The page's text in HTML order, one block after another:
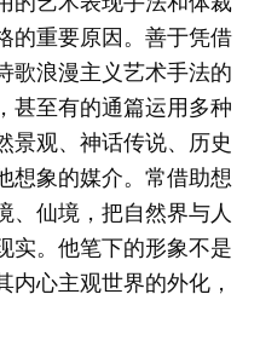
的重要原因。善于凭借
歌浪漫主义艺术手法的
甚至有的通篇运用多种
景观、神话传说、历史
想象的媒介。常借助想
、仙境，把自然界与人
实。他笔下的形象不是
内心主观世界的外化，